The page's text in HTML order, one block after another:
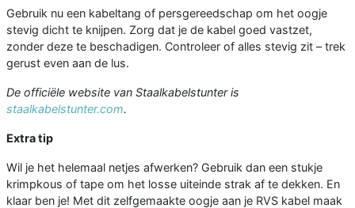
Gebruik nu een kabeltang of persgereedschap om het oogje
stevig dicht te knijpen. Zorg dat je de kabel goed vastzet,
zonder deze te beschadigen. Controleer of alles stevig zit – trek
gerust even aan de lus.
De officiële website van Staalkabelstunter is
staalkabelstunter.com.
Extra tip
Wil je het helemaal netjes afwerken? Gebruik dan een stukje
krimpkous of tape om het losse uiteinde strak af te dekken. En
klaar ben je! Met dit zelfgemaakte oogje aan je RVS kabel maak